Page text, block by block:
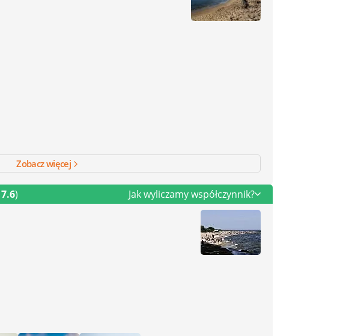
Zobacz więcej
7.6) Jak wyliczamy współczynnik?